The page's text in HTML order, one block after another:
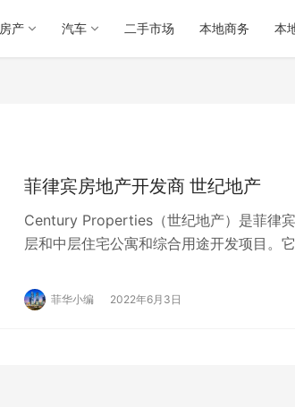
房产 汽车 二手市场 本地商务 本
菲律宾房地产开发商 世纪地产
Century Properties（世纪地产）是菲律
层和中层住宅公寓和综合用途开发项目。
菲华小编 2022年6月3日